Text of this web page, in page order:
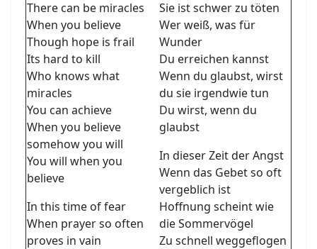
There can be miracles
When you believe
Though hope is frail
Its hard to kill
Who knows what
miracles
You can achieve
When you believe
somehow you will
You will when you
believe
In this time of fear
When prayer so often
proves in vain
Sie ist schwer zu töten
Wer weiß, was für
Wunder
Du erreichen kannst
Wenn du glaubst, wirst
du sie irgendwie tun
Du wirst, wenn du
glaubst
In dieser Zeit der Angst
Wenn das Gebet so oft
vergeblich ist
Hoffnung scheint wie
die Sommervögel
Zu schnell weggeflogen